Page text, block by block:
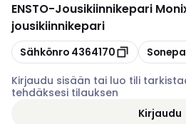
ENSTO-Jousikiinnikepari
jousikiinnikepari
Kopioi
Sähkönro 4364170 Kopioi
Kirjaudu sisään tai luo tili
tehdäksesi tilauksen
Kirjaudu